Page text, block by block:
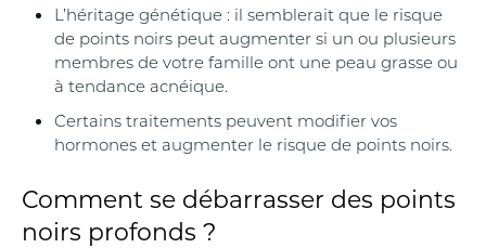
L’héritage génétique : il semblerait que le risque
de points noirs peut augmenter si un ou plusieurs
membres de votre famille ont une peau grasse ou
à tendance acnéique.
Certains traitements peuvent modifier vos
hormones et augmenter le risque de points noirs.
Comment se débarrasser des points
noirs profonds ?